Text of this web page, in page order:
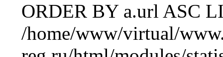
ORDER BY a.url ASC
/home/www/virtual/